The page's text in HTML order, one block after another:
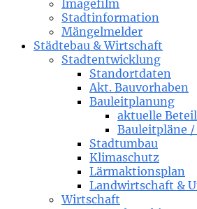
Imagefilm
Stadtinformation
Mängelmelder
Städtebau & Wirtschaft
Stadtentwicklung
Standortdaten
Akt. Bauvorhaben
Bauleitplanung
aktuelle
Bauleitpläne
Stadtumbau
Klimaschutz
Lärmaktionsplan
Landwirtschaft &
Wirtschaft